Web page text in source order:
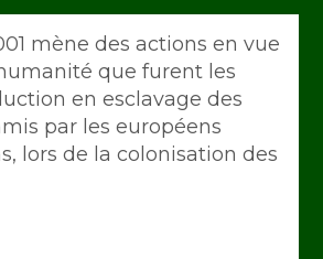
mène des actions en vue
que furent les
en esclavage des
par les européens
lors de la colonisation des